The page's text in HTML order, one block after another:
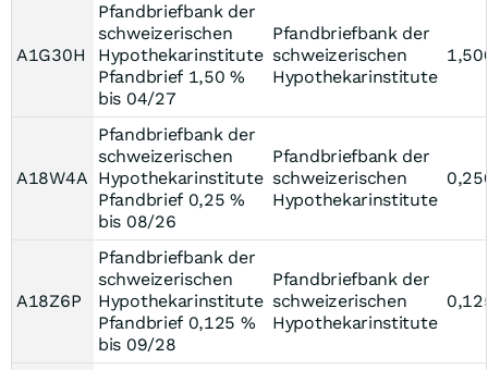
A1G30H
Pfandbriefbank der
schweizerischen
Hypothekarinstitute
Pfandbrief 1,50 %
bis 04/27
Pfandbriefbank der
schweizerischen
Hypothekarinstitute
A18W4A
Pfandbriefbank der
schweizerischen
Hypothekarinstitute
Pfandbrief 0,25 %
bis 08/26
Pfandbriefbank der
schweizerischen
Hypothekarinstitute
A18Z6P
Pfandbriefbank der
schweizerischen
Hypothekarinstitute
Pfandbrief 0,125 %
bis 09/28
Pfandbriefbank der
schweizerischen
Hypothekarinstitute